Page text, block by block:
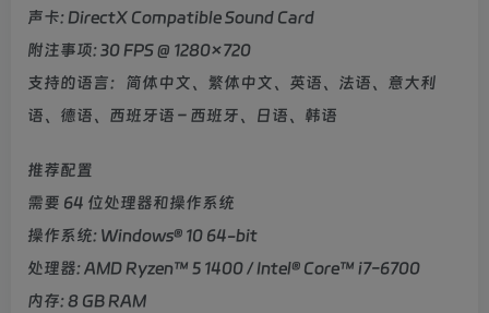
声卡: DirectX Compatible Sound Card
附注事项: 30 FPS @ 1280×720
支持的语言：简体中文、繁体中文、英语、法语、意大利
语、德语、西班牙语 – 西班牙、日语、韩语
推荐配置
需要 64 位处理器和操作系统
操作系统: Windows® 10 64-bit
处理器: AMD Ryzen™ 5 1400 / Intel® Core™ i7-6700
内存: 8 GB RAM